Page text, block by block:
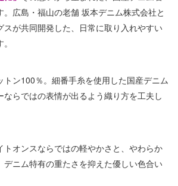
広島・福山の老舗 坂本デニム株式会社と
スが共同開発した、日常に取り入れやすい
トン100％。細番手糸を使用した国産デニム
らではの表情が出るよう織り方を工夫し
トオンスならではの軽やかさと、やわらか
デニム特有の重たさを抑えた優しい色合い